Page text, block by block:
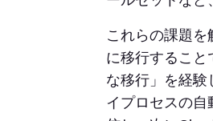
これらの課題
に移行すること
な移行」を経験
イプロセスの